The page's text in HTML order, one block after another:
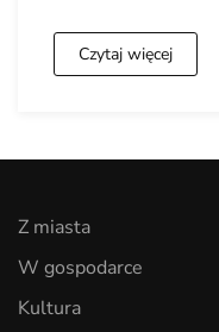
Czytaj więcej
Z miasta
W gospodarce
Kultura